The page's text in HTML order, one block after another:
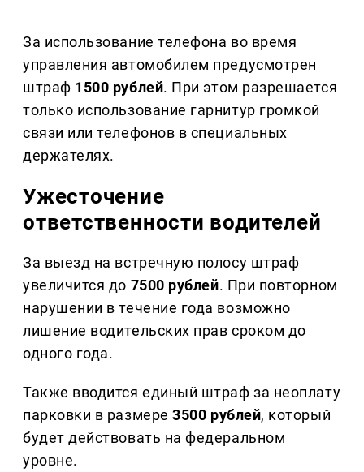
За использование телефона во время
управления автомобилем предусмотрен
штраф 1500 рублей. При этом разрешается
только использование гарнитур громкой
связи или телефонов в специальных
держателях.
Ужесточение
ответственности водителей
За выезд на встречную полосу штраф
увеличится до 7500 рублей. При повторном
нарушении в течение года возможно
лишение водительских прав сроком до
одного года.
Также вводится единый штраф за неоплату
парковки в размере3500 рублей, который
будет действовать на федеральном
уровне.